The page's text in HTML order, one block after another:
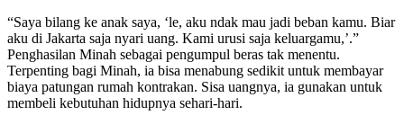
“Saya bilang ke anak saya, ‘le, aku ndak mau jadi beban kamu. Biar
aku di Jakarta saja nyari uang. Kami urusi saja keluargamu,’.”
Penghasilan Minah sebagai pengumpul beras tak menentu.
Terpenting bagi Minah, ia bisa menabung sedikit untuk membayar
biaya patungan rumah kontrakan. Sisa uangnya, ia gunakan untuk
membeli kebutuhan hidupnya sehari-hari.